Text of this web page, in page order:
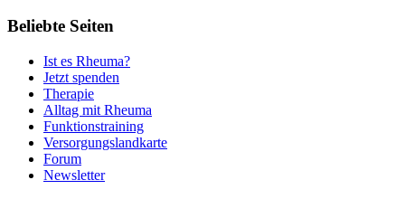
Beliebte Seiten
Ist es Rheuma?
Jetzt spenden
Therapie
Alltag mit Rheuma
Funktionstraining
Versorgungslandkarte
Forum
Newsletter